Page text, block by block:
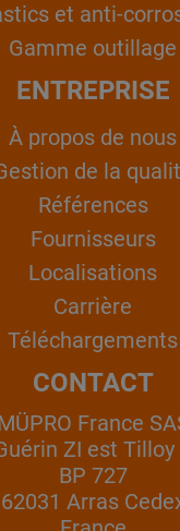
et anti-
Gamme outillage
ENTREPRISE
À propos de nous
de la
Références
Fournisseurs
Localisations
Carrière
Téléchargements
CONTACT
France
ZI est
BP 727
62031 Arras